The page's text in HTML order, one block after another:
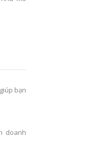
bạn
doanh